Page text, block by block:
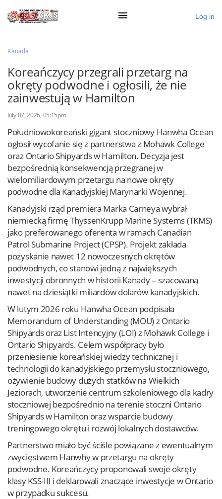
Ogłoś się
Zaloguj przez Clascal
Log in
Kanada
Koreańczycy przegrali przetarg na
okręty podwodne i ogłosili, że nie
zainwestują w Hamilton
July 07, 2026, 05:15pm
Południowokoreański gigant stoczniowy Hanwha Ocean
ogłosił wycofanie się z partnerstwa z Mohawk College
oraz Ontario Shipyards w Hamilton. Decyzja jest
bezpośrednią konsekwencją przegranej w
wielomiliardowym przetargu na nowe okręty
podwodne dla Kanadyjskiej Marynarki Wojennej.
Kanadyjski rząd premiera Marka Carneya wybrał
niemiecką firmę ThyssenKrupp Marine Systems (TKMS)
jako preferowanego oferenta w ramach Canadian
Patrol Submarine Project (CPSP). Projekt zakłada
pozyskanie nawet 12 nowoczesnych okrętów
podwodnych, co stanowi jedną z największych
inwestycji obronnych w historii Kanady – szacowaną
nawet na dziesiątki miliardów dolarów kanadyjskich.
W lutym 2026 roku Hanwha Ocean podpisała
Memorandum of Understanding (MOU) z Ontario
Shipyards oraz List Intencyjny (LOI) z Mohawk College i
Ontario Shipyards. Celem współpracy było
przeniesienie koreańskiej wiedzy technicznej i
technologii do kanadyjskiego przemysłu stoczniowego,
ożywienie budowy dużych statków na Wielkich
Jeziorach, utworzenie centrum szkoleniowego dla kadry
stoczniowej bezpośrednio na terenie stoczni Ontario
Shipyards w Hamilton oraz wsparcie budowy
treningowego okrętu i rozwój lokalnych dostawców.
Partnerstwo miało być ściśle powiązane z ewentualnym
zwycięstwem Hanwhy w przetargu na okręty
podwodne. Koreańczycy proponowali swoje okręty
klasy KSS-III i deklarowali znaczące inwestycje w Ontario
w przypadku sukcesu.